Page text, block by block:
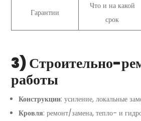
Гарантии
Что и на какой
срок
3) Строительно-
работы
Конструкции: усиление, локальные
Кровля: ремонт/замена, тепло- и